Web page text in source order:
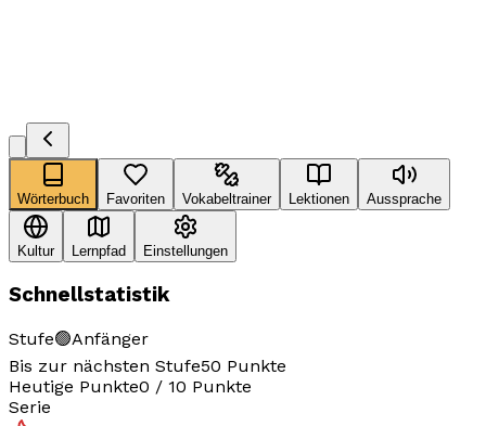
Wörterbuch Favoriten Vokabeltrainer Lektionen Aussprache
Kultur Lernpfad Einstellungen
Schnellstatistik
Stufe🟢Anfänger
Bis zur nächsten Stufe50 Punkte
Heutige Punkte0 / 10 Punkte
Serie